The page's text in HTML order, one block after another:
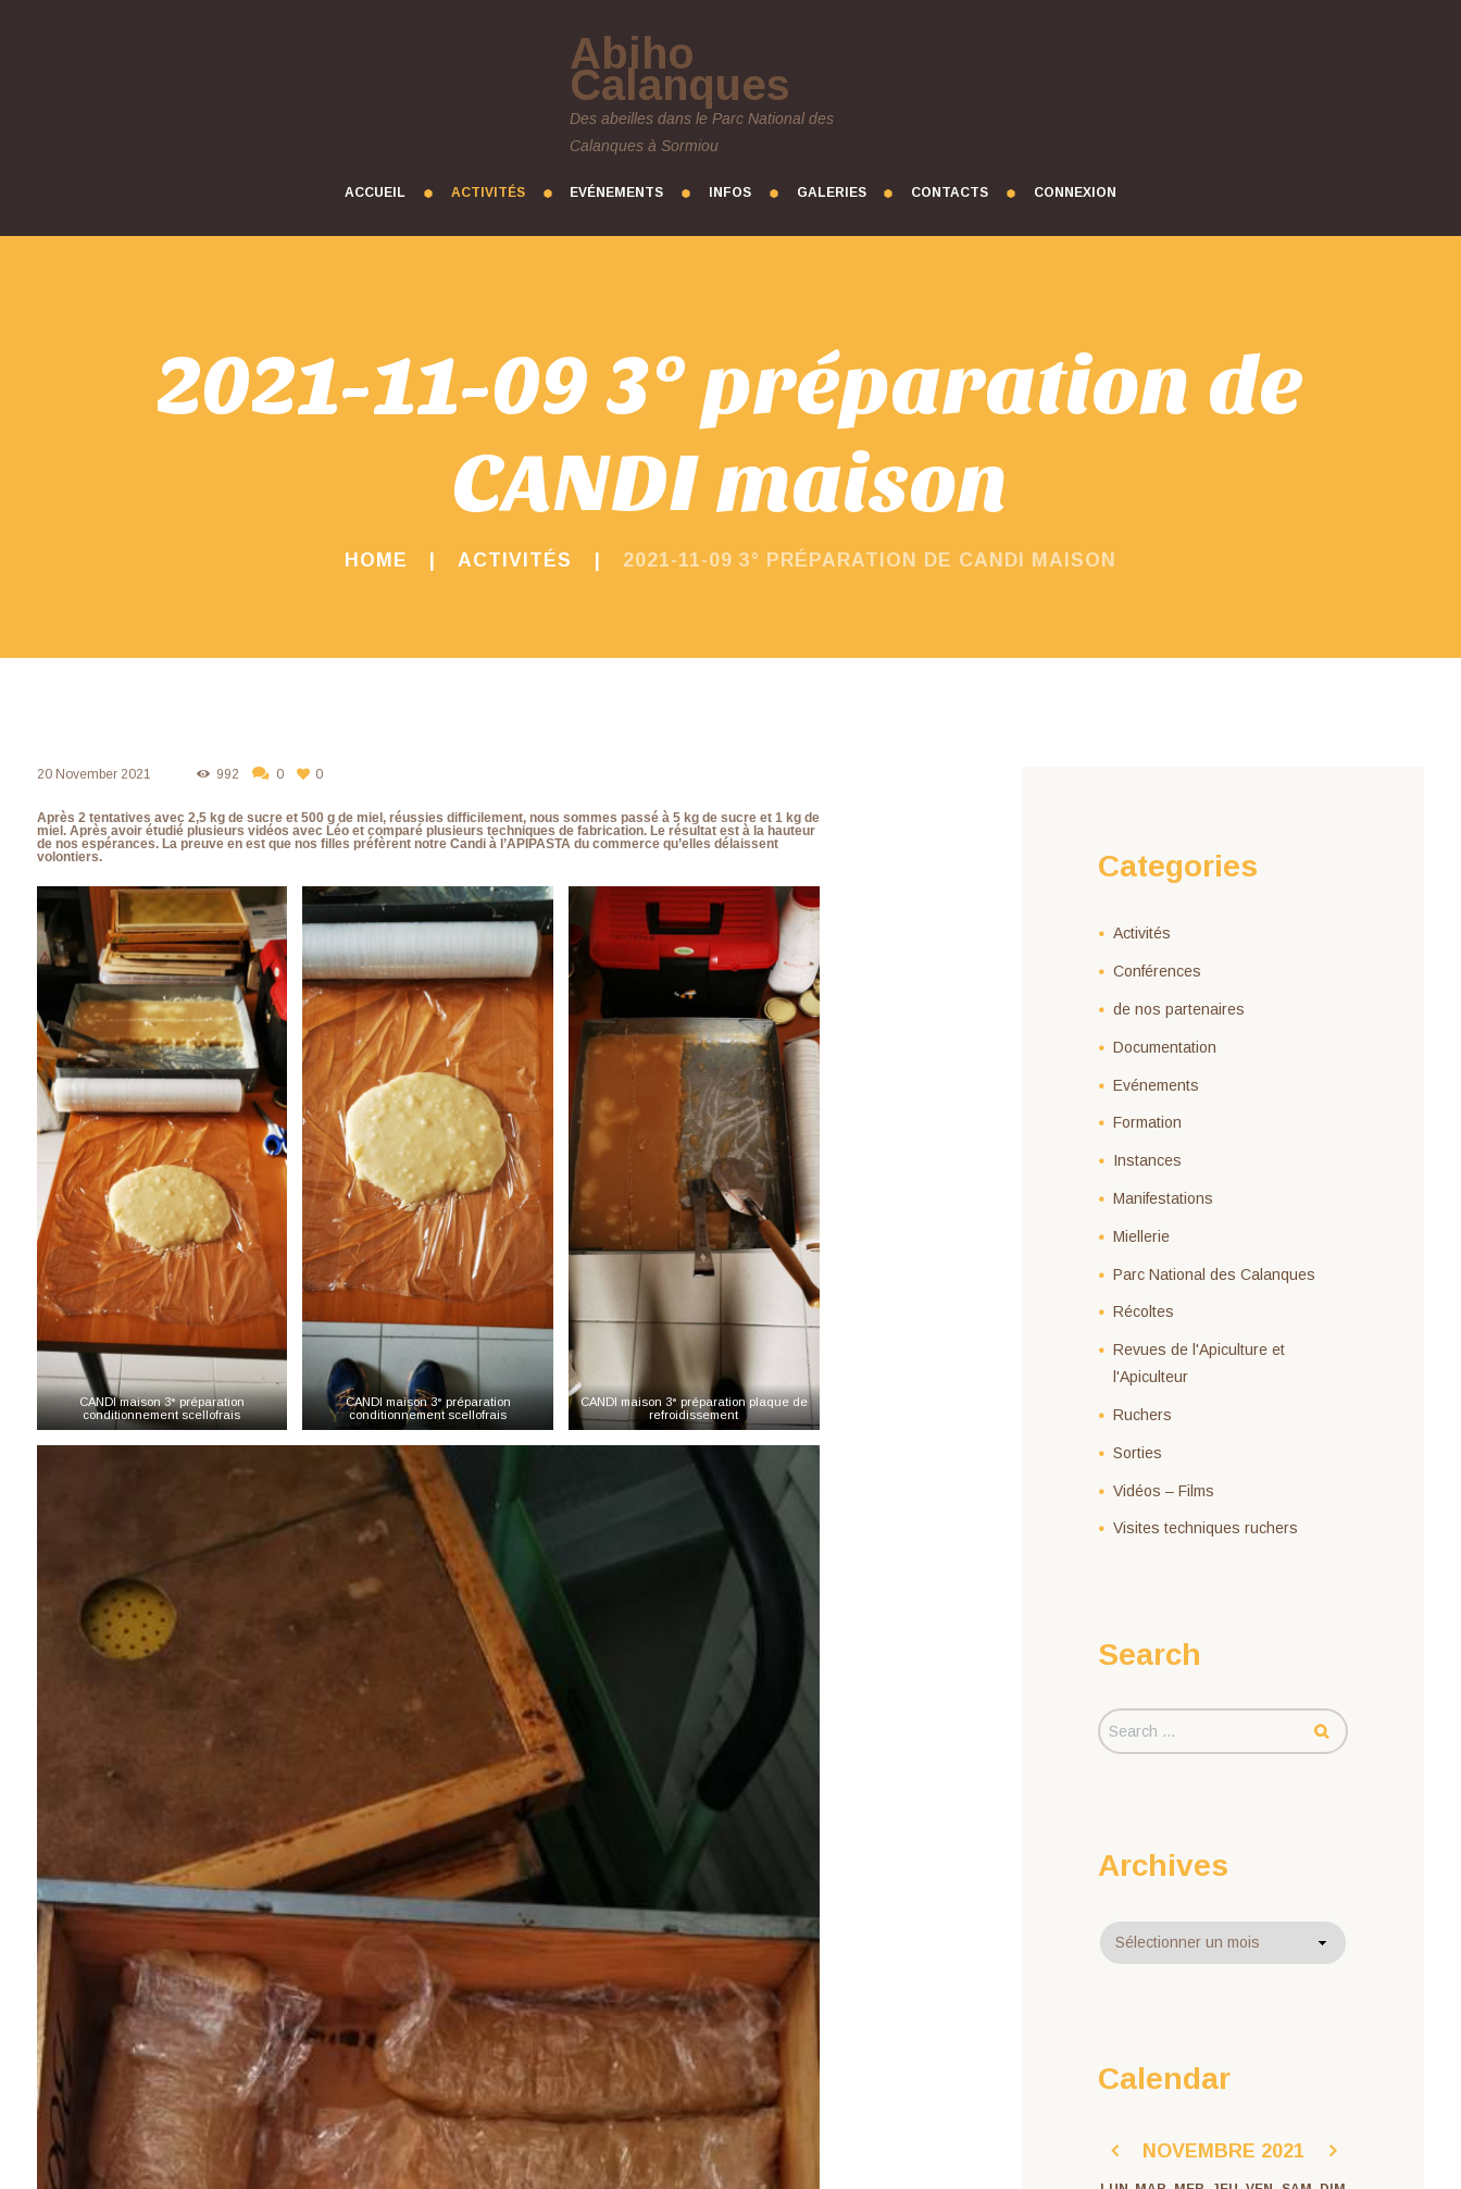
Abiho
Calanques
Des abeilles dans le Parc National des
Calanques à Sormiou
ACCUEIL ACTIVITÉS EVÉNEMENTS INFOS GALERIES CONTACTS CONNEXION
2021-11-09 3° préparation de
CANDI maison
HOME ACTIVITÉS 2021-11-09 3° PRÉPARATION DE CANDI MAISON
20 November 2021 992 0 0
Après 2 tentatives avec 2,5 kg de sucre et 500 g de miel, réussies difficilement, nous sommes passé à 5 kg de sucre et 1 kg de
miel. Après avoir étudié plusieurs vidéos avec Léo et comparé plusieurs techniques de fabrication. Le résultat est à la hauteur
de nos espérances. La preuve en est que nos filles préfèrent notre Candi à l’APIPASTA du commerce qu’elles délaissent
volontiers.
CANDI maison 3° préparation
conditionnement scellofrais
CANDI maison 3° préparation
conditionnement scellofrais
CANDI maison 3° préparation plaque de
refroidissement
Categories
Activités
Conférences
de nos partenaires
Documentation
Evénements
Formation
Instances
Manifestations
Miellerie
Parc National des Calanques
Récoltes
Revues de l'Apiculture et
l'Apiculteur
Ruchers
Sorties
Vidéos – Films
Visites techniques ruchers
Search
Archives
Archives
Calendar
NOVEMBRE 2021